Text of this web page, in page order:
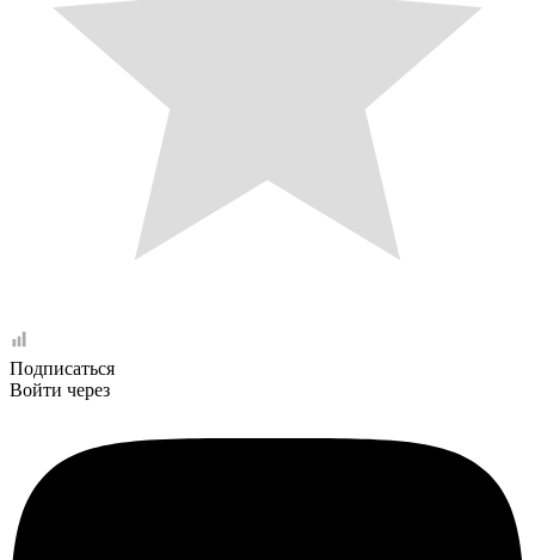
Подписаться
Войти через